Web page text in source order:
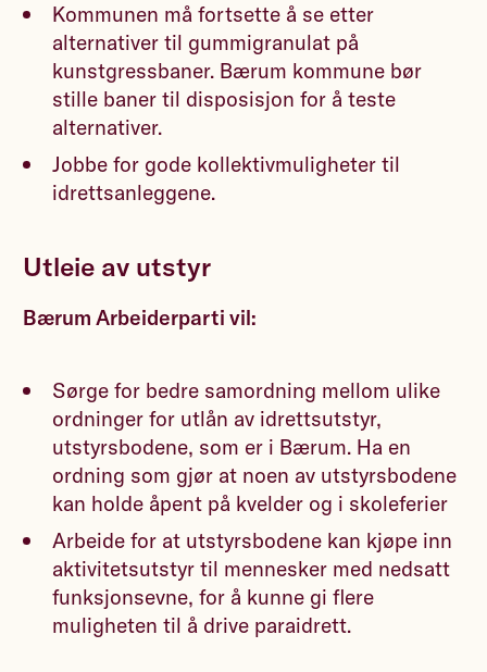
Kommunen må fortsette å se etter
alternativer til gummigranulat på
kunstgressbaner. Bærum kommune bør
stille baner til disposisjon for å teste
alternativer.
Jobbe for gode kollektivmuligheter til
idrettsanleggene.
Utleie av utstyr
Bærum Arbeiderparti vil:
Sørge for bedre samordning mellom ulike
ordninger for utlån av idrettsutstyr,
utstyrsbodene, som er i Bærum. Ha en
ordning som gjør at noen av utstyrsbodene
kan holde åpent på kvelder og i skoleferier
Arbeide for at utstyrsbodene kan kjøpe inn
aktivitetsutstyr til mennesker med nedsatt
funksjonsevne, for å kunne gi flere
muligheten til å drive paraidrett.